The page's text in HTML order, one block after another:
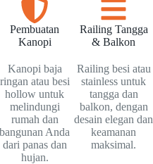
Pembuatan
Kanopi
Kanopi baja
ringan atau besi
hollow untuk
melindungi
rumah dan
bangunan Anda
dari panas dan
hujan.
Railing Tangga
& Balkon
Railing besi atau
stainless untuk
tangga dan
balkon, dengan
desain elegan dan
keamanan
maksimal.